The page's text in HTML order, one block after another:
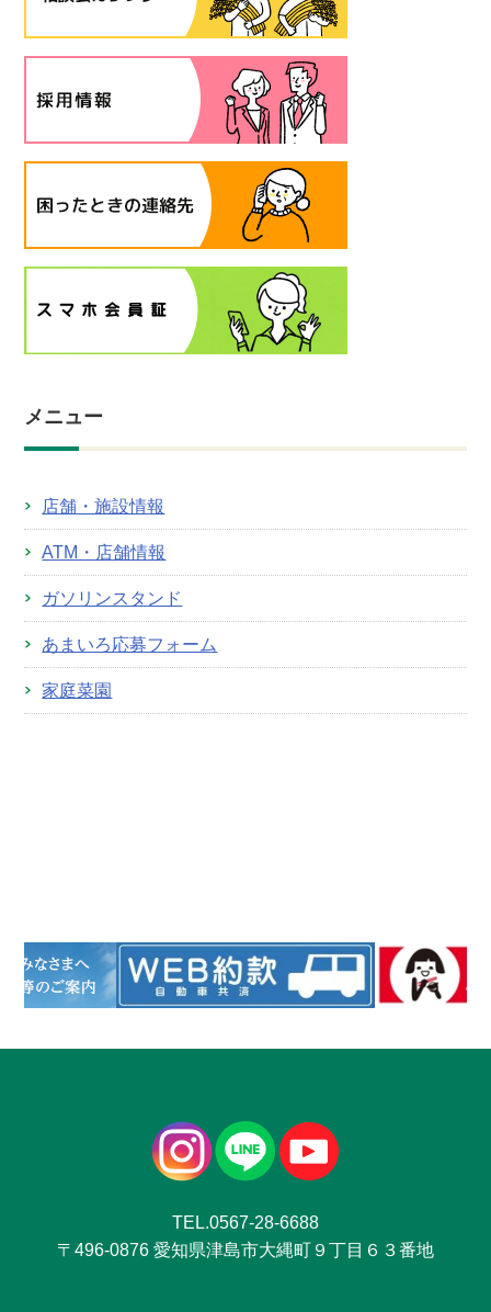
メニュー
店舗・施設情報
ATM・店舗情報
ガソリンスタンド
あまいろ応募フォーム
家庭菜園
TEL.0567-28-6688
〒496-0876 愛知県津島市大縄町９丁目６３番地